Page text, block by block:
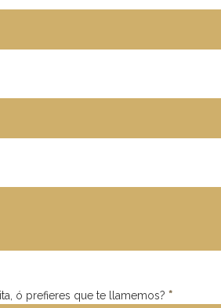
ó prefieres que te llamemos? *